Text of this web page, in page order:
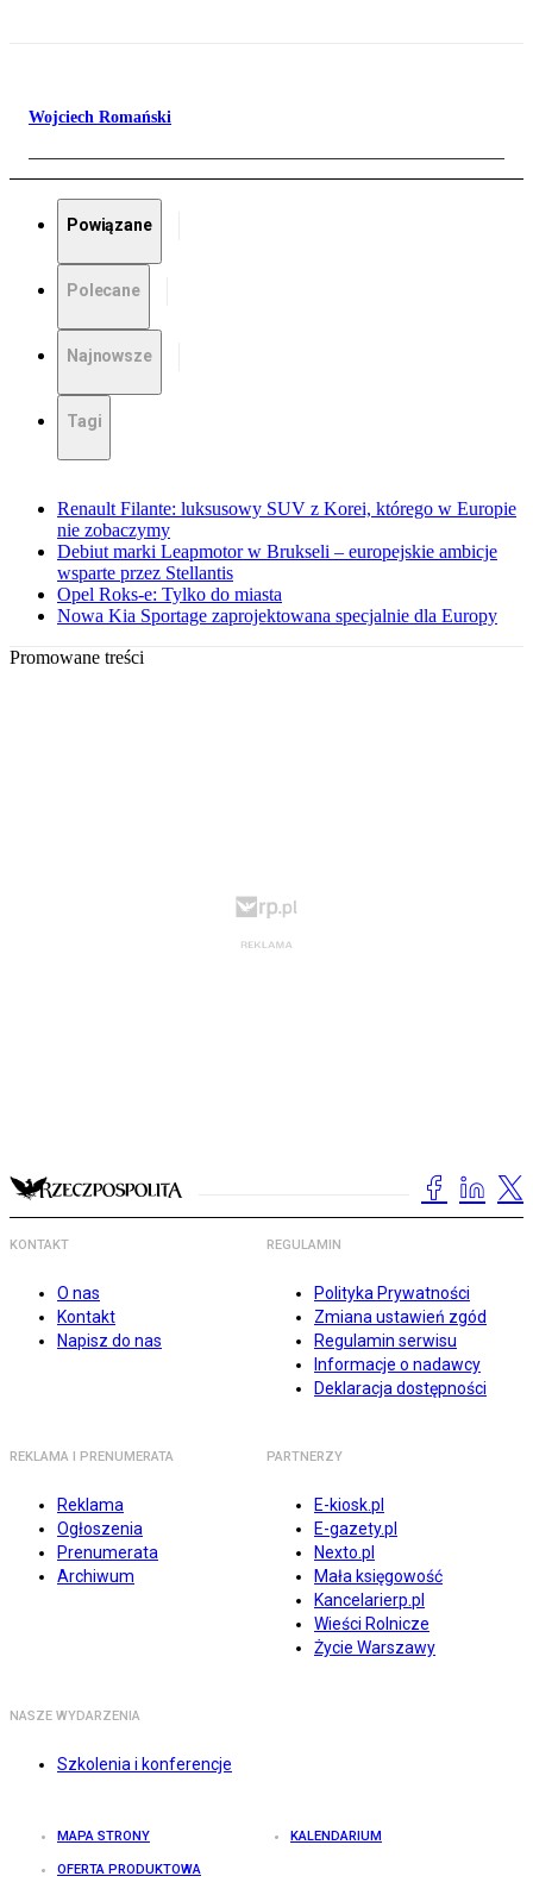
Wojciech Romański
Powiązane
Polecane
Najnowsze
Tagi
Renault Filante: luksusowy SUV z Korei, którego w Europie
nie zobaczymy
Debiut marki Leapmotor w Brukseli – europejskie ambicje
wsparte przez Stellantis
Opel Roks-e: Tylko do miasta
Nowa Kia Sportage zaprojektowana specjalnie dla Europy
Promowane treści
KONTAKT
O nas
Kontakt
Napisz do nas
REGULAMIN
Polityka Prywatności
Zmiana ustawień zgód
Regulamin serwisu
Informacje o nadawcy
Deklaracja dostępności
REKLAMA I PRENUMERATA
Reklama
Ogłoszenia
Prenumerata
Archiwum
PARTNERZY
E-kiosk.pl
E-gazety.pl
Nexto.pl
Mała księgowość
Kancelarierp.pl
Wieści Rolnicze
Życie Warszawy
NASZE WYDARZENIA
Szkolenia i konferencje
MAPA STRONY KALENDARIUM
OFERTA PRODUKTOWA